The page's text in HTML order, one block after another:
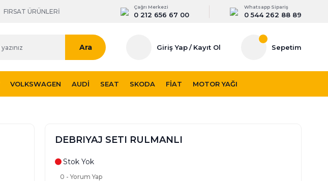
FIRSAT ÜRÜNLERİ
Çağrı Merkezi
0 212 656 67 00
Whatsapp Sipariş
0 544 262 88 89
Ara Giriş Yap/ Kayıt Ol Sepetim
VOLKSWAGEN AUDI SEAT SKODA FIAT MOTOR YAĞI
DEBRIYAJ SETI RULMANLI
Stok Yok
0 - Yorum Yap